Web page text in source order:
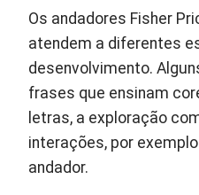
Os andadores Fisher
atendem a diferentes
desenvolvimento.
frases que ensinam
letras, a exploração
interações, por
andador.